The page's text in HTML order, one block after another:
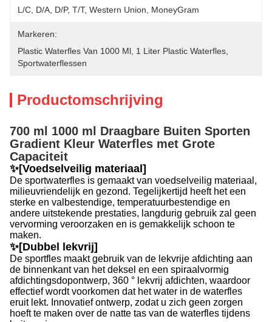
L/C, D/A, D/P, T/T, Western Union, MoneyGram
Markeren:
Plastic Waterfles Van 1000 Ml 1 Liter Plastic Waterfles
Sportwaterflessen
Productomschrijving
700 ml 1000 ml Draagbare Buiten Sporten
Gradient Kleur Waterfles met Grote
Capaciteit
✨[Voedselveilig materiaal]
De sportwaterfles is gemaakt van voedselveilig materiaal,
milieuvriendelijk en gezond. Tegelijkertijd heeft het een
sterke en valbestendige, temperatuurbestendige en
andere uitstekende prestaties, langdurig gebruik zal geen
vervorming veroorzaken en is gemakkelijk schoon te
maken.
✨[Dubbel lekvrij]
De sportfles maakt gebruik van de lekvrije afdichting aan
de binnenkant van het deksel en een spiraalvormig
afdichtingsdopontwerp, 360 ° lekvrij afdichten, waardoor
effectief wordt voorkomen dat het water in de waterfles
eruit lekt. Innovatief ontwerp, zodat u zich geen zorgen
hoeft te maken over de natte tas van de waterfles tijdens